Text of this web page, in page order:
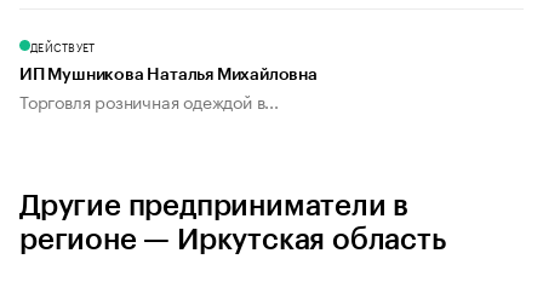
ДЕЙСТВУЕТ
ИП Мушникова Наталья Михайловна
Торговля розничная одеждой в...
Другие предприниматели в
регионе — Иркутская область